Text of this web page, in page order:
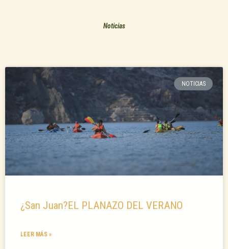
Noticias
NOTICIAS
¿San Juan?EL PLANAZO DEL VERANO
LEER MÁS »